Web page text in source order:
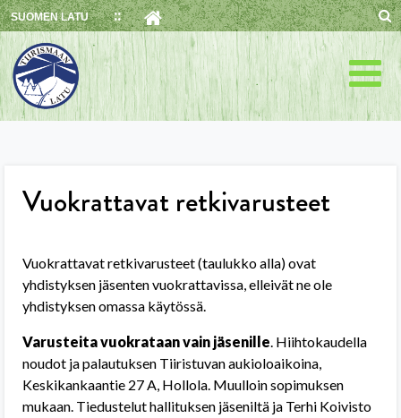
Skip
to
content
SUOMEN LATU
Vuokrattavat retkivarusteet
Vuokrattavat retkivarusteet (taulukko alla) ovat
yhdistyksen jäsenten vuokrattavissa, elleivät ne ole
yhdistyksen omassa käytössä.
Varusteita vuokrataan vain jäsenille. Hiihtokaudella
noudot ja palautuksen Tiiristuvan aukioloaikoina,
Keskikankaantie 27 A, Hollola. Muulloin sopimuksen
mukaan. Tiedustelut hallituksen jäseniltä ja Terhi Koivisto